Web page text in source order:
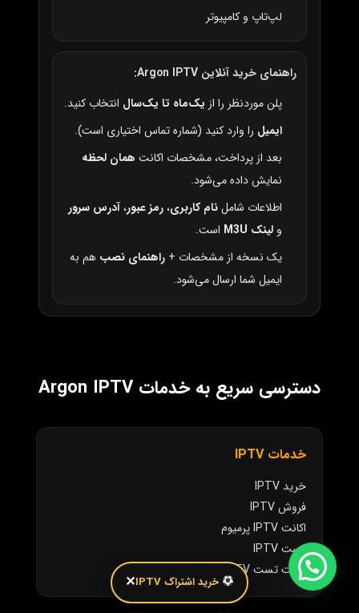
لپ‌تاپ و کامپیوتر
راهنمای خرید آنلاین Argon IPTV:
پلن موردنظر را از یک‌ماه تا یک‌سال انتخاب کنید.
ایمیل را وارد کنید (شماره تماس اختیاری است).
بعد از پرداخت، مشخصات اکانت همان لحظه
نمایش داده می‌شود.
اطلاعات شاملنام کاربری،رمز عبور،آدرس سرور
و لینک M3U
است.
یک نسخه از مشخصات + راهنمای نصب هم به
ایمیل شما ارسال می‌شود.
دسترسی سریع به خدمات Argon IPTV
خدمات IPTV
خرید IPTV
فروش IPTV
اکانت IPTV پرمیوم
تست IPTV
اکانت تست IPTV
خرید اشتراک IPTV ✕